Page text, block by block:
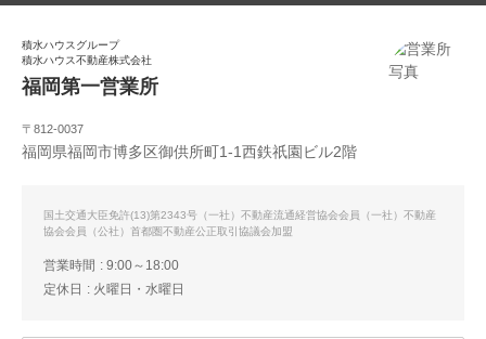
積水ハウスグループ
積水ハウス不動産株式会社
福岡第一営業所
〒812-0037
福岡県福岡市博多区御供所町1-1西鉄祇園ビル2階
国土交通大臣免許(13)第2343号（一社）不動産流通経営協会会員（一社）不動産
協会会員（公社）首都圏不動産公正取引協議会加盟
営業時間
9:00～18:00
定休日
火曜日・水曜日